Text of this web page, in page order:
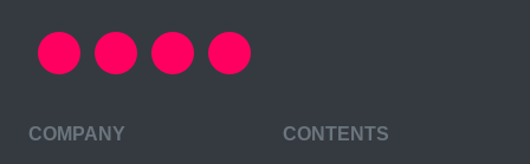
COMPANY CONTENTS